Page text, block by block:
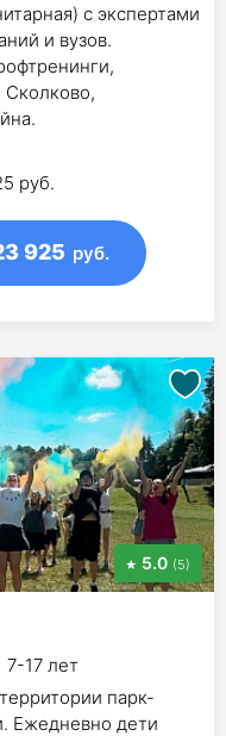
с экспертами
и вузов.
Сколково,
руб.
925 руб.
5.0 (5)
7-17 лет
парк-
Ежедневно дети